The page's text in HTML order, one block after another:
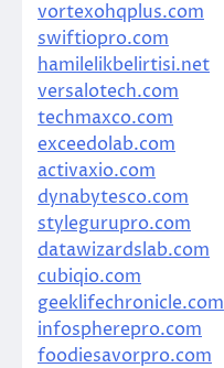
vortexohqplus.com
swiftiopro.com
hamilelikbelirtisi.net
versalotech.com
techmaxco.com
exceedolab.com
activaxio.com
dynabytesco.com
stylegurupro.com
datawizardslab.com
cubiqio.com
geeklifechronicle.com
infospherepro.com
foodiesavorpro.com